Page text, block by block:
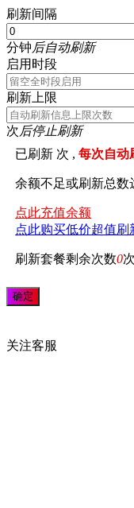
刷新间隔
分钟后自动刷新
启用时段
刷新上限
次后停止刷新
已刷新 次 ,每次自动
余额不足或刷新总
点此充值余额
点此购买低价超值刷
刷新套餐剩余次数0次
关注客服